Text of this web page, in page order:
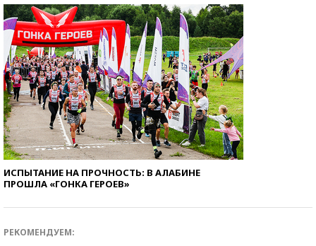
ИСПЫТАНИЕ НА ПРОЧНОСТЬ: В АЛАБИНЕ
ПРОШЛА «ГОНКА ГЕРОЕВ»
РЕКОМЕНДУЕМ: